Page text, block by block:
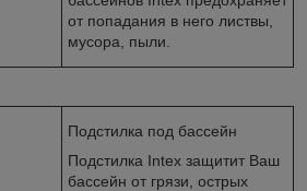
от попадания в него листвы,
мусора, пыли.
Подстилка под бассейн
Подстилка Intex защитит Ваш
бассейн от грязи, острых